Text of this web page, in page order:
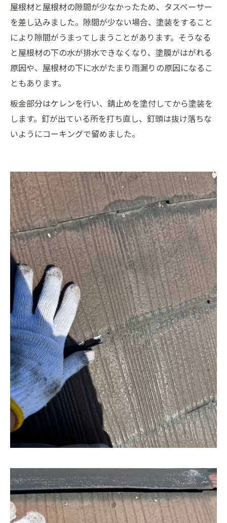
屋根材と屋根材の隙間が少なかったため、タスペーサー
を差し込みました。隙間が少ない場合、塗装をすること
により隙間がうまってしまうことがあります。そうなる
と屋根材の下の水が排水できなくなり、塗膜がはがれる
原因や、屋根材の下に水がたまり雨漏りの原因になるこ
ともあります。
板金部分はケレンを行い、錆止めを塗付してから塗装を
します。釘が出ている所を打ち直し、釘頭は抜け落ちな
いようにコーキングで留めました。